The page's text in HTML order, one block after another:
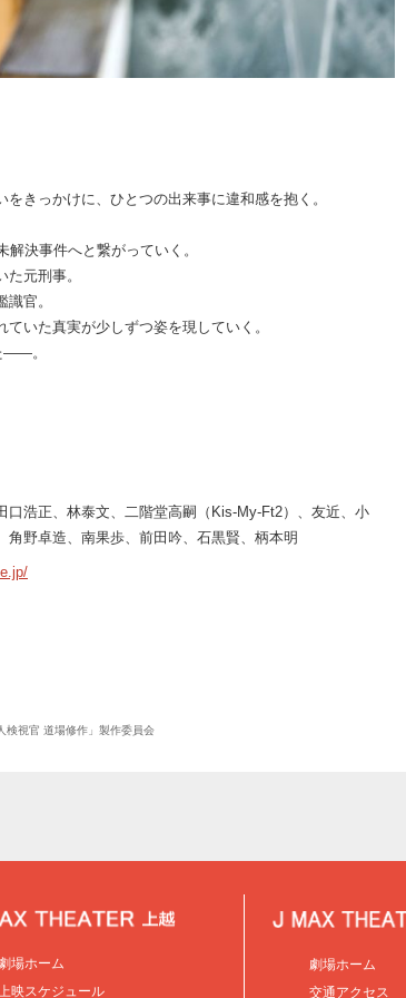
きっかけに、ひとつの出来事に違和感を抱く。
決事件へと繋がっていく。
元刑事。
官。
いた真実が少しずつ姿を現していく。
――。
口浩正、林泰文、二階堂高嗣（Kis-My-Ft2）、友近、小
野卓造、南果歩、前田吟、石黒賢、柄本明
検視官 道場修作」製作委員会
場ホーム
映スケジュール
劇場ホーム
交通アクセス